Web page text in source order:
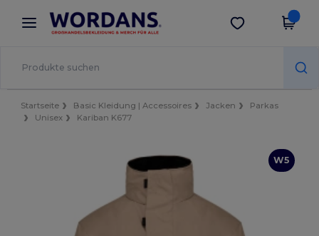
× Wordans App
Bessere Preise in der App!
App holen
Startseite Basic Kleidung | Accessoires Jacken
Parkas
Unisex
Kariban K677
W5